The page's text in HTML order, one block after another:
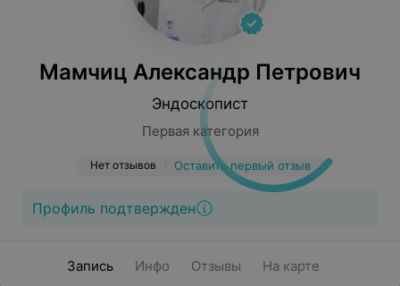
Мамчиц Александр Петрович
Эндоскопист
Первая категория
Нет отзывов Оставить первый отзыв
Профиль подтвержден
Запись Инфо Отзывы На карте